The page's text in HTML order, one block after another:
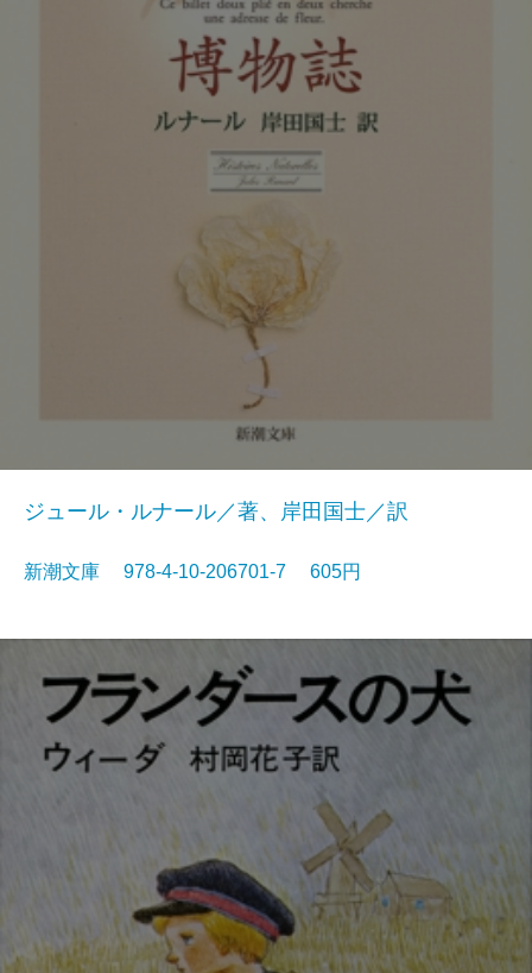
ジュール・ルナール／著、岸田国士／訳
新潮文庫 978-4-10-206701-7 605円